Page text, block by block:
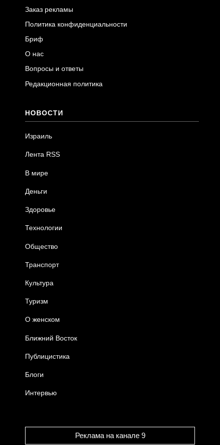
Заказ рекламы
Политика конфиденциальности
Бриф
О нас
Вопросы и ответы
Редакционная политика
НОВОСТИ
Израиль
Лента RSS
В мире
Деньги
Здоровье
Технологии
Общество
Транспорт
Культура
Туризм
О женском
Ближний Восток
Публицистика
Блоги
Интервью
Реклама на канале 9